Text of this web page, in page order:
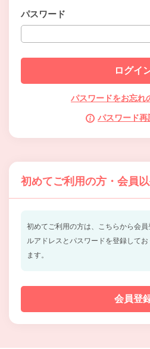
パスワード
パスワードをお忘れ
パスワード再
初めてご利用の方・会員
初めてご利用の方は、こちらから会員
ルアドレスとパスワードを登録して
ます。
会員登